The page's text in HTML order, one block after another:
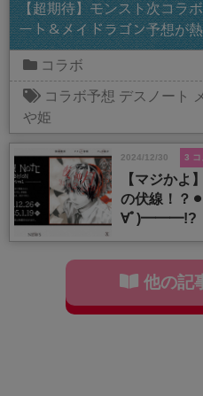
【超期待】モンスト次コラ
ート＆メイドラゴン予想が
コラボ
コラボ予想 デスノート
や姫
2024/12/30 3 コ
【マジかよ
の伏線！？
∀ﾟ)━━━!?
他の記